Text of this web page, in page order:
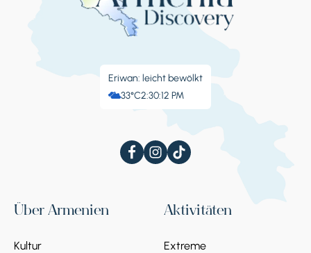
Eriwan: leicht bewölkt
33°C2:30:13 PM
Über Armenien
Kultur
Aktivitäten
Extreme